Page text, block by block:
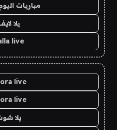
مباريات
يلا
live
live
live
يلا